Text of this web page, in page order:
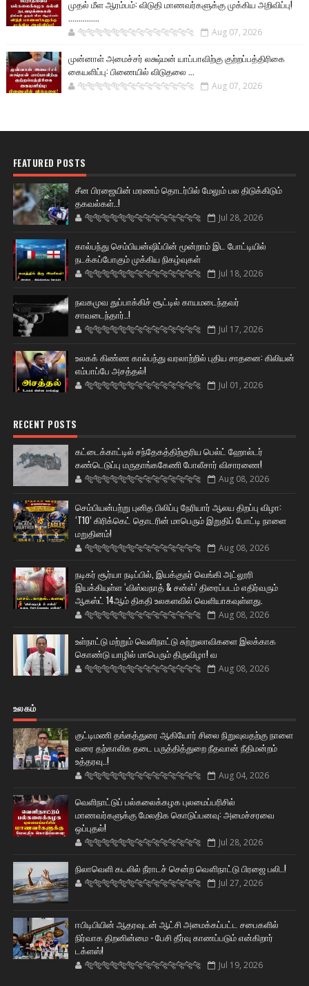
முதல் மீள ஆரம்பம்: விடுதி மாணவர்களுக்கு முக்கிய அறிவிப்பு!
...............
🐅🐅🐅🐅🐅🐅🐆🐆🐆🐆🐆🐆🐆🐆 Aug 07, 2026
முன்னாள் அமைச்சர் லக்ஷ்மன் யாப்பாவிற்கு குற்றப்பத்திரிகை
கையளிப்பு: பிணையில் விடுதலை ...
🐅🐅🐅🐅🐅🐅🐆🐆🐆🐆🐆🐆🐆🐆 Aug 07, 2026
FEATURED POSTS
சீன பிரஜையின் மரணம் தொடர்பில் மேலும் பல திடுக்கிடும்
தகவல்கள்..!
🐅🐅🐅🐅🐅🐅🐆🐆🐆🐆🐆🐆🐆🐆 Jul 28, 2026
கால்பந்து செம்பியன்ஷிப்பின் மூன்றாம் இட போட்டியில்
நடக்கப்போகும் முக்கிய நிகழ்வுகள்
🐅🐅🐅🐅🐅🐅🐆🐆🐆🐆🐆🐆🐆🐆 Jul 18, 2026
நவகமுவ துப்பாக்கிச் சூட்டில் காயமடைந்தவர்
சாவடைந்தார்..!
🐅🐅🐅🐅🐅🐅🐆🐆🐆🐆🐆🐆🐆🐆 Jul 17, 2026
உலகக் கிண்ண கால்பந்து வரலாற்றில் புதிய சாதனை: கிலியன்
எம்பாப்பே அசத்தல்!
🐅🐅🐅🐅🐅🐅🐆🐆🐆🐆🐆🐆🐆🐆 Jul 01, 2026
RECENT POSTS
கட்டைக்காட்டில் சந்தேகத்திற்குரிய பெல்ட் ஹோல்டர்
கண்டெடுப்பு மருதாங்ககேணி போலீசார் விசாரணை!
🐅🐅🐅🐅🐅🐅🐆🐆🐆🐆🐆🐆🐆🐆 Aug 08, 2026
செம்பியன்பற்று புனித பிலிப்பு நேரியார் ஆலய திறப்பு விழா:
‘T10’ கிரிக்கெட் தொடரின் மாபெரும் இறுதிப் போட்டி நாளை
மறுதினம்!
🐅🐅🐅🐅🐅🐅🐆🐆🐆🐆🐆🐆🐆🐆 Aug 08, 2026
நடிகர் சூர்யா நடிப்பில், இயக்குநர் வெங்கி அட்லூரி
இயக்கியுள்ள ‘விஸ்வநாத் & சன்ஸ்’ திரைப்படம் எதிர்வரும்
ஆகஸ்ட் 14ஆம் திகதி உலகளவில் வெளியாகவுள்ளது.
🐅🐅🐅🐅🐅🐅🐆🐆🐆🐆🐆🐆🐆🐆 Aug 08, 2026
உள்நாட்டு மற்றும் வெளிநாட்டு சுற்றுலாவிகளை இலக்காக
கொண்டு யாழில் மாபெரும் திருவிழா! வ
🐅🐅🐅🐅🐅🐅🐆🐆🐆🐆🐆🐆🐆🐆 Aug 08, 2026
உலகம்
குட்டிமணி தங்கத்துரை ஆகியோர் சிலை நிறுவுவதற்கு நாளை
வரை தற்காலிக தடை பருத்தித்துறை நீதவான் நீதிமன்றம்
உத்தரவு..!
🐅🐅🐅🐅🐅🐅🐆🐆🐆🐆🐆🐆🐆🐆 Aug 04, 2026
வெளிநாட்டுப் பல்கலைக்கழக புலமைப்பரிசில்
மாணவர்களுக்கு மேலதிக கொடுப்பனவு: அமைச்சரவை
ஒப்புதல்!
🐅🐅🐅🐅🐅🐅🐆🐆🐆🐆🐆🐆🐆🐆 Jul 28, 2026
நிலாவெளி கடலில் நீராடச் சென்ற வௌிநாட்டு பிரஜை பலி..!
🐅🐅🐅🐅🐅🐅🐆🐆🐆🐆🐆🐆🐆🐆 Jul 27, 2026
ஈபிடிபியின் ஆதரவுடன் ஆட்சி அமைக்கப்பட்ட சபைகளில்
நிர்வாக திறனின்மை - பேசி தீர்வு காணப்படும் என்கிறார்
டக்ளஸ்!
🐅🐅🐅🐅🐅🐅🐆🐆🐆🐆🐆🐆🐆🐆 Jul 19, 2026